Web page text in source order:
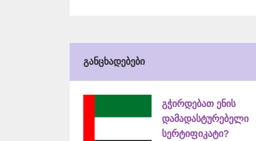
განცხადებები
გჭირდებათ ენის
დამადასტურებელი
სერტიფიკატი?